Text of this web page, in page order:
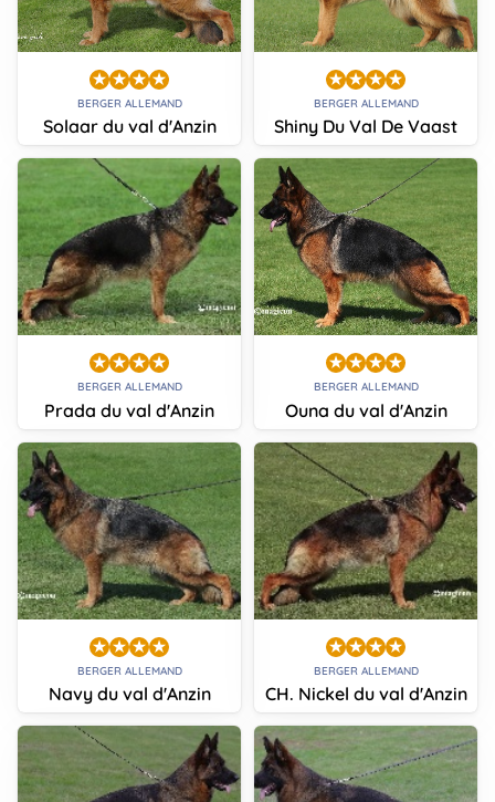
BERGER ALLEMAND
Solaar du val d'Anzin
BERGER ALLEMAND
Shiny Du Val De Vaast
BERGER ALLEMAND
Prada du val d'Anzin
BERGER ALLEMAND
Ouna du val d'Anzin
BERGER ALLEMAND
Navy du val d'Anzin
BERGER ALLEMAND
CH. Nickel du val d'Anzin